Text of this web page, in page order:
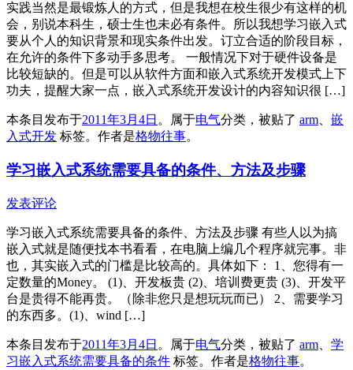
实践当然是最锻炼人的方式，但是我想在校生很少有这样的机
会，别说本科生，硕士生也未必有条件。所以我想学习嵌入式
要从个人的知识背景和现实条件出发。订立合适的阶段目标，
在允许的条件下多动手多思考。 一般情况下对于硬件设备是
比较短缺的。但是可以从软件方面和嵌入式系统开发模式上下
功夫，提醒大家一点，嵌入式系统开发设计的内容知识很 […]
本条目发布于2011年3月4日 。属于电气分类，被贴了 arm
嵌
入式开发 标签。 作者是格物往事。
学习嵌入式系统需要具备的条件、方法及步骤
发表评论
学习嵌入式系统需要具备的条件、方法及步骤 有些人以为搞
嵌入式就是随便找本书看看，在电脑上编几个程序就完事。非
也，其实嵌入式的门槛是比较高的。具体如下： 1、您得有一
定数量的Money。 (1)、开发板贵 (2)、培训费更贵 (3)、开发平
台是贵得不能再贵。（除非您只是想玩玩而已） 2、需要学习
的东西多。(1)、wind […]
本条目发布于2011年3月4日 。属于电气分类，被贴了 arm
学
习嵌入式系统需要具备的条件 标签。 作者是格物往事。